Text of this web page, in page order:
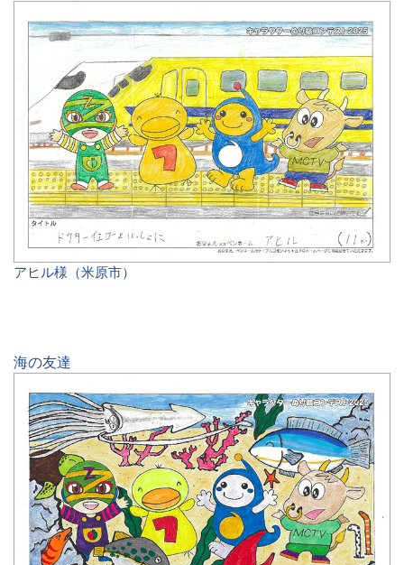
アヒル様（米原市）
海の友達